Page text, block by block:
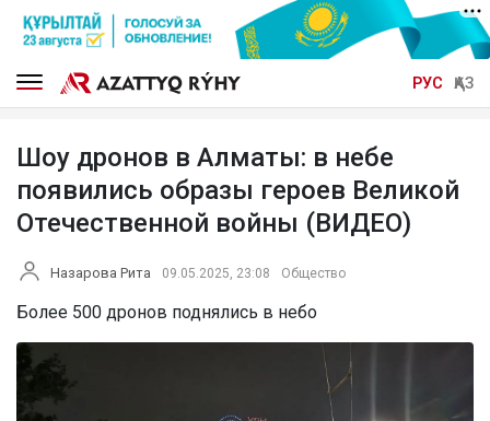
РУС ҚАЗ
Шоу дронов в Алматы: в небе
появились образы героев Великой
Отечественной войны (ВИДЕО)
Назарова Рита 09.05.2025, 23:08 Общество
Более 500 дронов поднялись в небо